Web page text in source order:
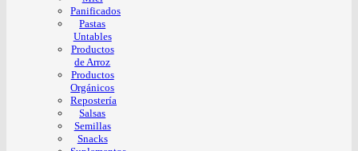
Panificados
Pastas
Untables
Productos
de Arroz
Productos
Orgánicos
Repostería
Salsas
Semillas
Snacks